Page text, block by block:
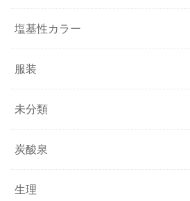
塩基性カラー
服装
未分類
炭酸泉
生理